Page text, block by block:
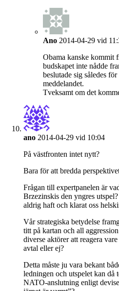
Ano 2014-04-29 vid
Obama kanske kommit
budskapet inte nådde
beslutade sig således
meddelandet.
Tveksamt om det
ano 2014-04-29 vid 10:04
På västfronten intet nytt?
Bara för att bredda
Frågan till expertpanelen är
Brzezinskis den yngres
aldrig haft och klarat oss
Vår strategiska betydelse
titt på kartan och all
diverse aktörer att reagera
avtal eller ej?
Detta måste ju vara bekant
ledningen och utspelet kan då
NATO-anslutning enligt